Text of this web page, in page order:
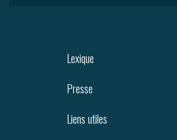
Lexique
Presse
Liens utiles